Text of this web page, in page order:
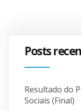
Posts
Resultado do
Sociais (Final)